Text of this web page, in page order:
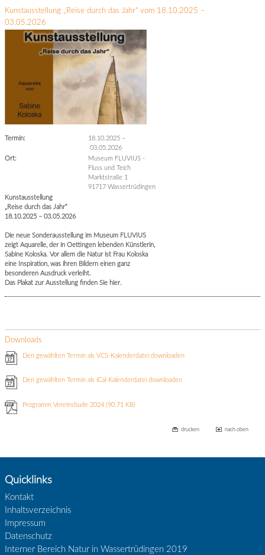
Kunstausstellung „Reise durch das Jahr“ vom 18.10.2025 –
03.05.2026
Termin: 18.10.2025 –
03.05.2026
Ort:
Museum FLUVIUS -
Fluss und Teich
Marktstraße 1
91717 Wassertrüdingen
Kunstausstellung
„Reise durch das Jahr“
18.10.2025 – 03.05.2026
Die neue Sonderausstellung im Museum FLUVIUS
zeigt Aquarelle, der in Oettingen lebenden Künstlerin,
Sabine Koloska. Vor allem die Natur ist Frau Koloska
eine Inspiration, was ihren Bildern einen ganz
besonderen Ausdruck verleiht.
Das Plakat zur Ausstellung finden Sie hier.
Downloads
Den gewählten Termin als VCS-Kalenderdatei downloaden
Den gewählten Termin als iCal-Kalenderdatei downloaden
Programm Vereinsbude 2024(90.71 KB)
drucken nach oben
Quicklinks
Kontakt
Inhaltsverzeichnis
Impressum
Datenschutz
Interner Bereich Natur in Wassertrüdingen 2019